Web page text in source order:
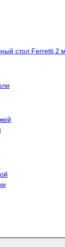
стол Ferretti 2